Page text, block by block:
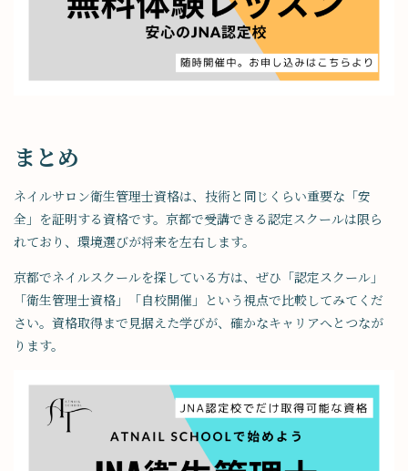
まとめ
ネイルサロン衛生管理士資格は、技術と同じくらい重要な「安
全」を証明する資格です。京都で受講できる認定スクールは限ら
れており、環境選びが将来を左右します。
京都でネイルスクールを探している方は、ぜひ「認定スクール」
「衛生管理士資格」「自校開催」という視点で比較してみてくだ
さい。資格取得まで見据えた学びが、確かなキャリアへとつなが
ります。